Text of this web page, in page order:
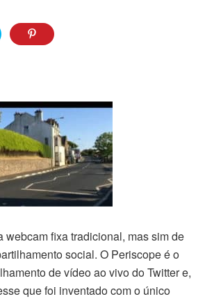
webcam fixa tradicional, mas sim de
social. O Periscope é o
de vídeo ao vivo do Twitter e,
que foi inventado com o único